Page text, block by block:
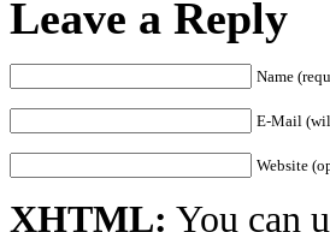
Leave a Reply
Name
E-Mail
Website
XHTML: You can